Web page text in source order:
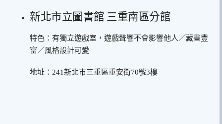
新北市立圖書館 三重南區分館
特色：有獨立遊戲室，遊戲聲響不會影響他人／藏書豐
富／風格設計可愛
地址：241新北市三重區重安街70號3樓